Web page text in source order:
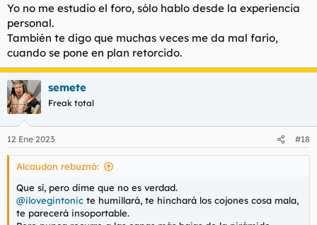
Yo no me estudio el foro, sólo hablo desde la experiencia
personal.
También te digo que muchas veces me da mal fario,
cuando se pone en plan retorcido.
semete
Freak total
12 Ene 2023 #18
Alcaudon rebuznó:
Que sí, pero dime que no es verdad.
@ilovegintonic te humillará, te hinchará los cojones cosa mala,
te parecerá insoportable.